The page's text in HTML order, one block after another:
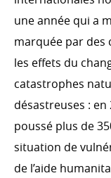
ACTION
Introduction
Crises
Séismes en
Ukraine
Sécurité
Présidence du
une année qui a
marquée par des
les effets du
catastrophes
désastreuses :
poussé plus de
situation de
de l’aide